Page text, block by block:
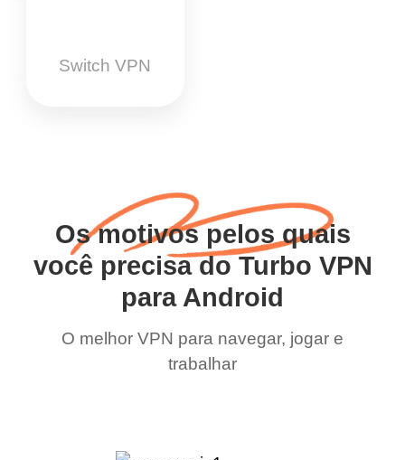
Switch VPN
Os motivos pelos quais
você precisa do Turbo VPN
para Android
O melhor VPN para navegar, jogar e
trabalhar